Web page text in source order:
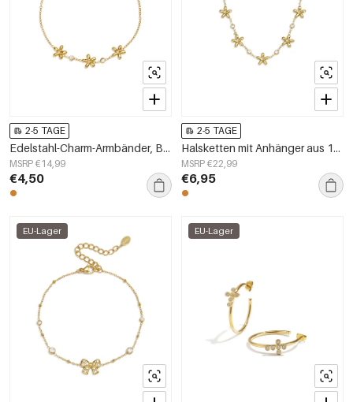
2-5 TAGE
Edelstahl-Charm-Armbänder, Blumenmuster, schlichte Alltagsserie, Damenschmuck
MSRP €14,99
€4,50
2-5 TAGE
Halsketten mit Anhänger aus 14-karätig vergoldetem Edelstahl, Blumenmotiv, schlichte Alltagskollektion, Damenschmuck
MSRP €22,99
€6,95
EU-Lager EU-Lager